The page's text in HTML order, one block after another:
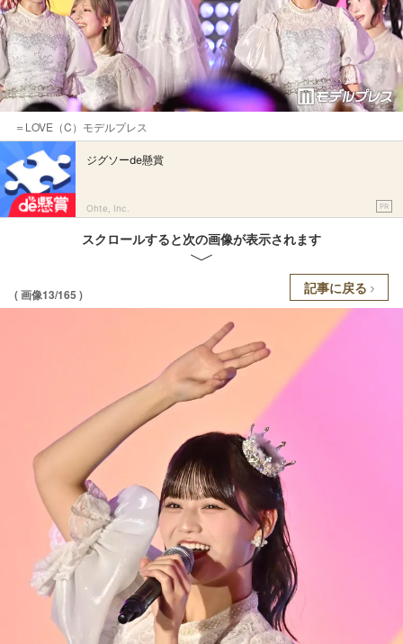
＝LOVE（C）モデルプレス
ジグソーde懸賞
Ohte, Inc. PR
スクロールすると次の画像が表示されます
( 画像13/165 ) 記事に戻る